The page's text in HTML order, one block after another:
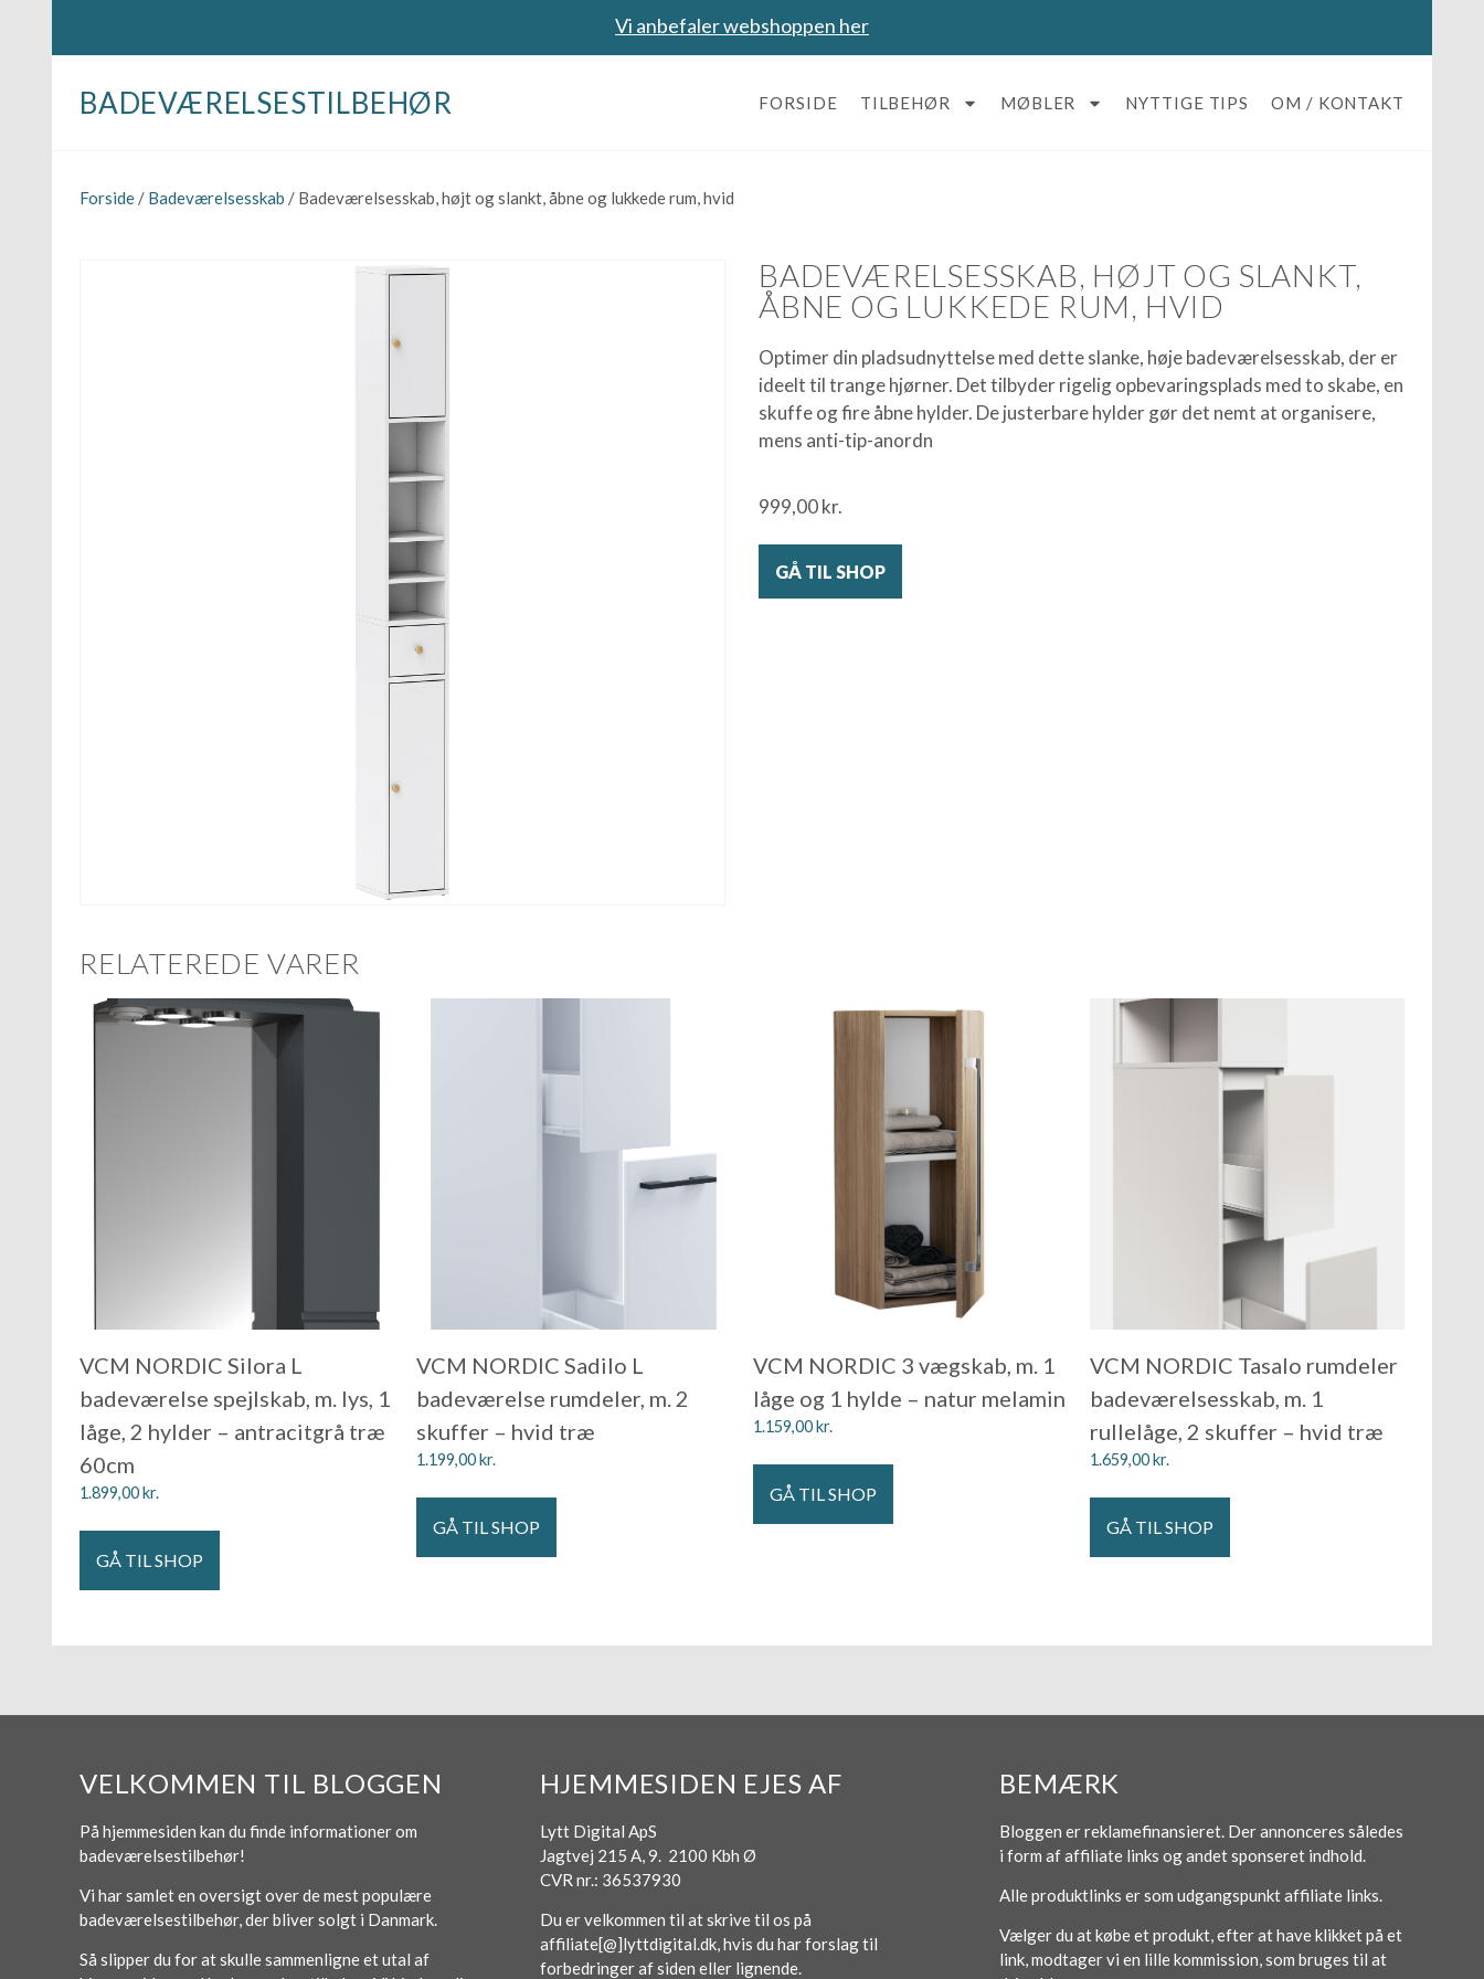
Vi anbefaler webshoppen her
BADEVÆRELSESTILBEHØR FORSIDE TILBEHØR MØBLER NYTTIGE TIPS OM / KONTAKT
Forside / Badeværelsesskab / Badeværelsesskab, højt og slankt, åbne og lukkede rum, hvid
BADEVÆRELSESSKAB, HØJT OG SLANKT,
ÅBNE OG LUKKEDE RUM, HVID
Optimer din pladsudnyttelse med dette slanke, høje badeværelsesskab, der er
ideelt til trange hjørner. Det tilbyder rigelig opbevaringsplads med to skabe, en
skuffe og fire åbne hylder. De justerbare hylder gør det nemt at organisere,
mens anti-tip-anordn
999,00kr.
GÅ TIL SHOP
RELATEREDE VARER
VCM NORDIC Silora L
badeværelse spejlskab, m. lys, 1
låge, 2 hylder – antracitgrå træ
60cm
1.899,00kr.
GÅ TIL SHOP
VCM NORDIC Sadilo L
badeværelse rumdeler, m. 2
skuffer – hvid træ
1.199,00kr.
GÅ TIL SHOP
VCM NORDIC 3 vægskab, m. 1
låge og 1 hylde – natur melamin
1.159,00kr.
GÅ TIL SHOP
VCM NORDIC Tasalo rumdeler
badeværelsesskab, m. 1
rullelåge, 2 skuffer – hvid træ
1.659,00kr.
GÅ TIL SHOP
VELKOMMEN TIL BLOGGEN
På hjemmesiden kan du finde informationer om
badeværelsestilbehør!
Vi har samlet en oversigt over de mest populære
badeværelsestilbehør, der bliver solgt i Danmark.
Så slipper du for at skulle sammenligne et utal af
HJEMMESIDEN EJES AF
Lytt Digital ApS
Jagtvej 215 A, 9. 2100 Kbh Ø
CVR nr.: 36537930
Du er velkommen til at skrive til os på
affiliate[@]lyttdigital.dk, hvis du har forslag til
forbedringer af siden eller lignende.
BEMÆRK
Bloggen er reklamefinansieret. Der annonceres således
i form af affiliate links og andet sponseret indhold.
Alle produktlinks er som udgangspunkt affiliate links.
Vælger du at købe et produkt, efter at have klikket på et
link, modtager vi en lille kommission, som bruges til at